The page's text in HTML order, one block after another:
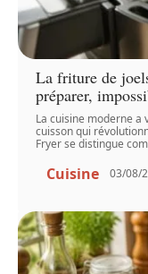
La friture de
préparer,
La cuisine moderne a
cuisson qui
Fryer se distingue
Cuisine 03/08/